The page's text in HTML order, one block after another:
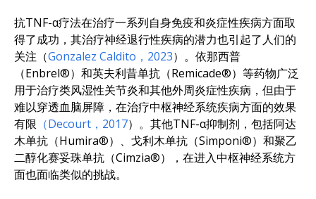
抗TNF-α疗法在治疗一系列自身免疫和炎症性疾病方面取
得了成功，其治疗神经退行性疾病的潜力也引起了人们的
关注（Gonzalez Caldito，2023）。依那西普
（Enbrel®）和英夫利昔单抗（Remicade®）等药物广泛
用于治疗类风湿性关节炎和其他外周炎症性疾病，但由于
难以穿透血脑屏障，在治疗中枢神经系统疾病方面的效果
有限 （Decourt，2017）。其他TNF-α抑制剂，包括阿达
木单抗（Humira®）、戈利木单抗（Simponi®）和聚乙
二醇化赛妥珠单抗（Cimzia®），在进入中枢神经系统方
面也面临类似的挑战。